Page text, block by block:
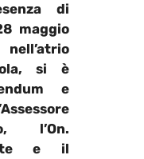
di
maggio
si è
e
, l’On.
e il